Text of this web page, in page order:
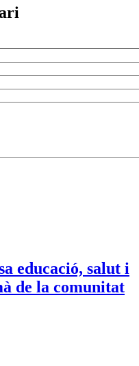
educació, salut i
de la comunitat